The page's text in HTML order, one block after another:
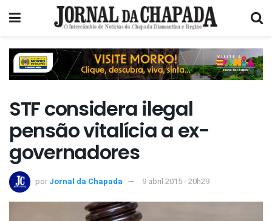
STF considera ilegal
pensão vitalícia a ex-
governadores
por Jornal da Chapada 9 abril 2015 - 20h29